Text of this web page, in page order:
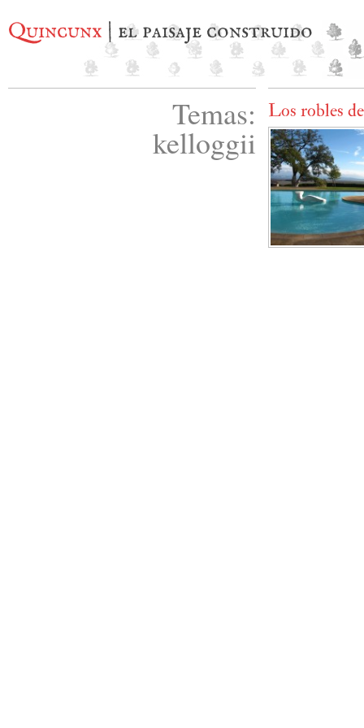
Quincunx | el paisaje construido
Temas:
kelloggii
Los robles